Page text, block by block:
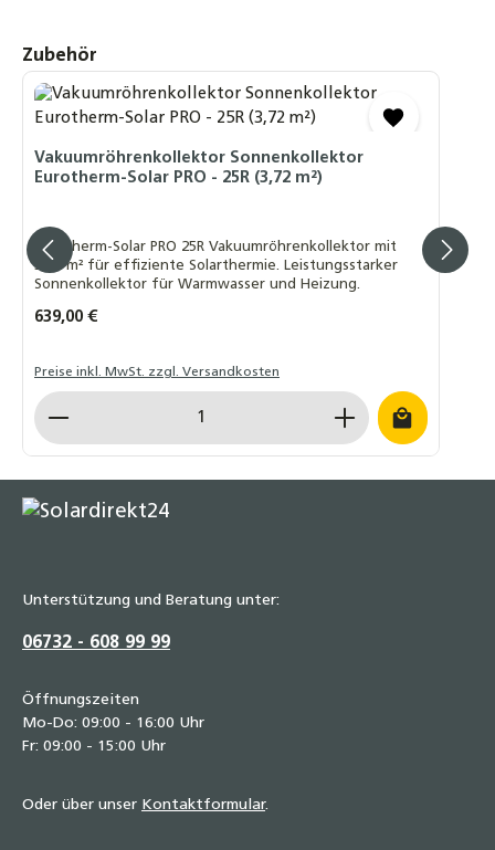
Tellerkopf Schraube 8 x 80/100/120/160/260
mm Teilgewinde TX40 A2 Edelstahl rostfrei
4,50 €
Trägerprofilset für Eurotherm-Solar PRO
Dachhaken Edelstahl für Biberschwanz
4,90 €
Produktgalerie überspringen
Zubehör
Vakuumröhrenkollektor Sonnenkollektor
Eurotherm-Solar PRO - 25R (3,72 m²)
Eurotherm-Solar PRO 25R Vakuumröhrenkollektor mit
3,72 m² für effiziente Solarthermie. Leistungsstarker
Sonnenkollektor für Warmwasser und Heizung.
Regulärer Preis:
639,00 €
Preise inkl. MwSt. zzgl. Versandkosten
Produkt Anzahl: Gib den gewünschten Wert
Unterstützung und Beratung unter:
06732 - 608 99 99
Öffnungszeiten
Mo-Do: 09:00 - 16:00 Uhr
Fr: 09:00 - 15:00 Uhr
Oder über unser Kontaktformular.